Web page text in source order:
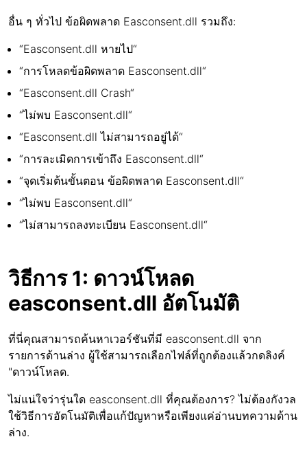
อื่น ๆ ทั่วไป ข้อผิดพลาด Easconsent.dll รวมถึง:
“Easconsent.dll หายไป“
“การโหลดข้อผิดพลาด Easconsent.dll“
“Easconsent.dll Crash“
“ไม่พบ Easconsent.dll“
“Easconsent.dll ไม่สามารถอยู่ได้“
“การละเมิดการเข้าถึง Easconsent.dll“
“จุดเริ่มต้นขั้นตอน ข้อผิดพลาด Easconsent.dll“
“ไม่พบ Easconsent.dll“
“ไม่สามารถลงทะเบียน Easconsent.dll“
วิธีการ 1: ดาวน์โหลด
easconsent.dll อัตโนมัติ
ที่นี่คุณสามารถค้นหาเวอร์ชันที่มี easconsent.dll จาก
รายการด้านล่าง ผู้ใช้สามารถเลือกไฟล์ที่ถูกต้องแล้วกดลิงค์
"ดาวน์โหลด.
ไม่แน่ใจว่ารุ่นใด easconsent.dll ที่คุณต้องการ? ไม่ต้องกังวล
ใช้วิธีการอัตโนมัติเพื่อแก้ปัญหาหรือเพียงแค่อ่านบทความด้าน
ล่าง.